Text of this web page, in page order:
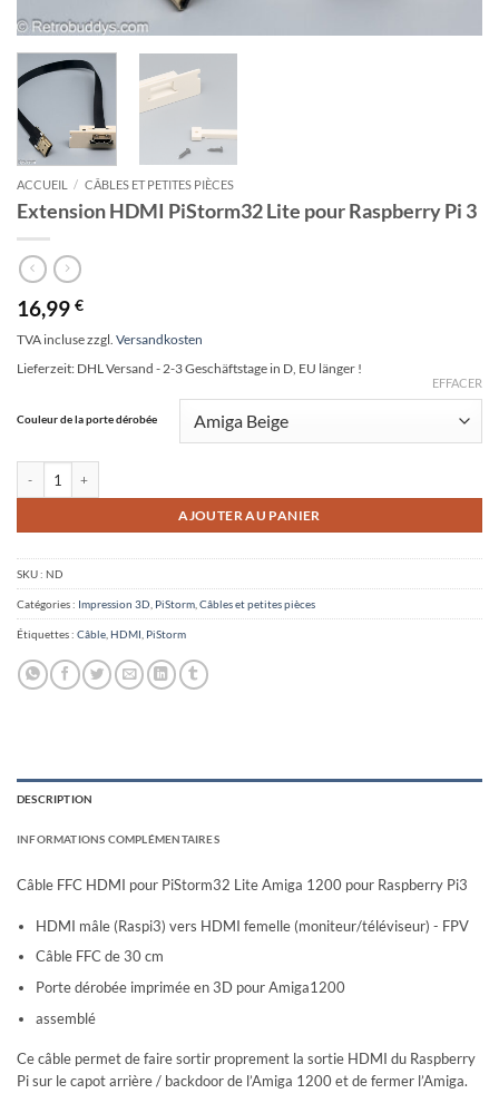
ACCUEIL / CÂBLES ET PETITES PIÈCES
Extension HDMI PiStorm32 Lite pour Raspberry Pi 3
16,99 €
TVA inclusezzgl. Versandkosten
Lieferzeit: DHL Versand - 2-3 Geschäftstage in D, EU länger !
Couleur de la porte dérobée
EFFACER
AJOUTER AU PANIER
SKU : ND
Catégories : Impression 3D PiStorm Câbles et petites pièces
Étiquettes : Câble HDMI PiStorm
DESCRIPTION
INFORMATIONS COMPLÉMENTAIRES
Câble FFC HDMI pour PiStorm32 Lite Amiga 1200 pour Raspberry Pi3
HDMI mâle (Raspi3) vers HDMI femelle (moniteur/téléviseur) - FPV
Câble FFC de 30 cm
Porte dérobée imprimée en 3D pour Amiga1200
assemblé
Ce câble permet de faire sortir proprement la sortie HDMI du Raspberry
Pi sur le capot arrière / backdoor de l’Amiga 1200 et de fermer l’Amiga.